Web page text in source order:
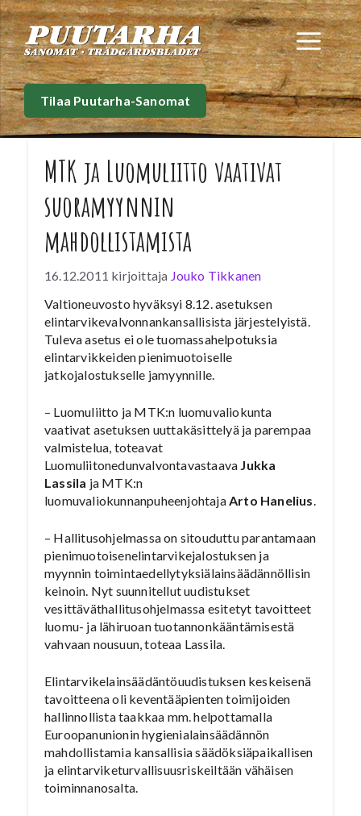
Siirry
sisältöön
Tilaa Puutarha-Sanomat
MTK ja Luomuliitto vaativat
suoramyynnin
mahdollistamista
16.12.2011 kirjoittaja Jouko Tikkanen
Valtioneuvosto hyväksyi 8.12. asetuksen
elintarvikevalvonnankansallisista järjestelyistä.
Tuleva asetus ei ole tuomassahelpotuksia
elintarvikkeiden pienimuotoiselle
jatkojalostukselle jamyynnille.
– Luomuliitto ja MTK:n luomuvaliokunta
vaativat asetuksen uuttakäsittelyä ja parempaa
valmistelua, toteavat
Luomuliitonedunvalvontavastaava Jukka
Lassila ja MTK:n
luomuvaliokunnanpuheenjohtajaArto Hanelius.
– Hallitusohjelmassa on sitouduttu parantamaan
pienimuotoisenelintarvikejalostuksen ja
myynnin toimintaedellytyksiälainsäädännöllisin
keinoin. Nyt suunnitellut uudistukset
vesittäväthallitusohjelmassa esitetyt tavoitteet
luomu- ja lähiruoan tuotannonkääntämisestä
vahvaan nousuun, toteaa Lassila.
Elintarvikelainsäädäntöuudistuksen keskeisenä
tavoitteena oli keventääpienten toimijoiden
hallinnollista taakkaa mm. helpottamalla
Euroopanunionin hygienialainsäädännön
mahdollistamia kansallisia säädöksiäpaikallisen
ja elintarviketurvallisuusriskeiltään vähäisen
toiminnanosalta.